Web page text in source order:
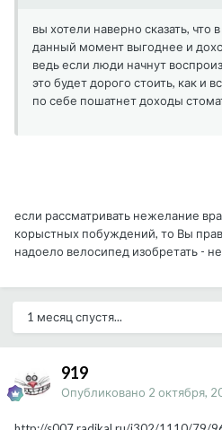
вы хотели наверно сказать,
данный момент выгоднее и
ведь если люди начнут
это будет дорого стоить, как и
по себе пошатнет доходы
если рассматривать нежелание
корыстных побуждений, то Вы
надоело велосипед изобретать -
1 месяц спустя...
919
Опубликовано 2 октября,